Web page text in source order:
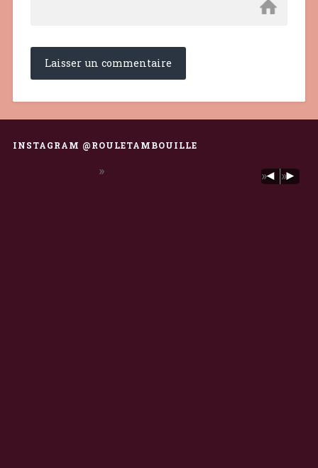
INSTAGRAM @ROULETAMBOUILLE